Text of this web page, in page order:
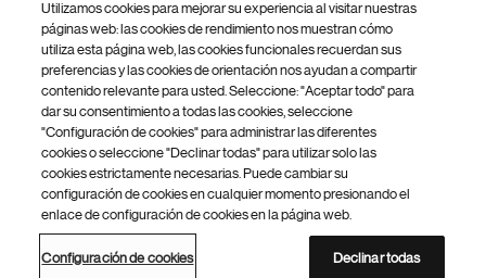
Footer Site Search
inferior
del
© 2026 Novartis AG
Política de privacidad Términos de uso
Accesibilidad
Configuración de cookies
Mapa del sitio
Utilizamos cookies para mejorar su experiencia al visitar nuestras
páginas web: las cookies de rendimiento nos muestran cómo
utiliza esta página web, las cookies funcionales recuerdan sus
preferencias y las cookies de orientación nos ayudan a compartir
contenido relevante para usted. Seleccione: "Aceptar todo" para
dar su consentimiento a todas las cookies, seleccione
"Configuración de cookies" para administrar las diferentes
cookies o seleccione "Declinar todas" para utilizar solo las
cookies estrictamente necesarias. Puede cambiar su
configuración de cookies en cualquier momento presionando el
enlace de configuración de cookies en la página web.
Configuración de cookies Declinar todas